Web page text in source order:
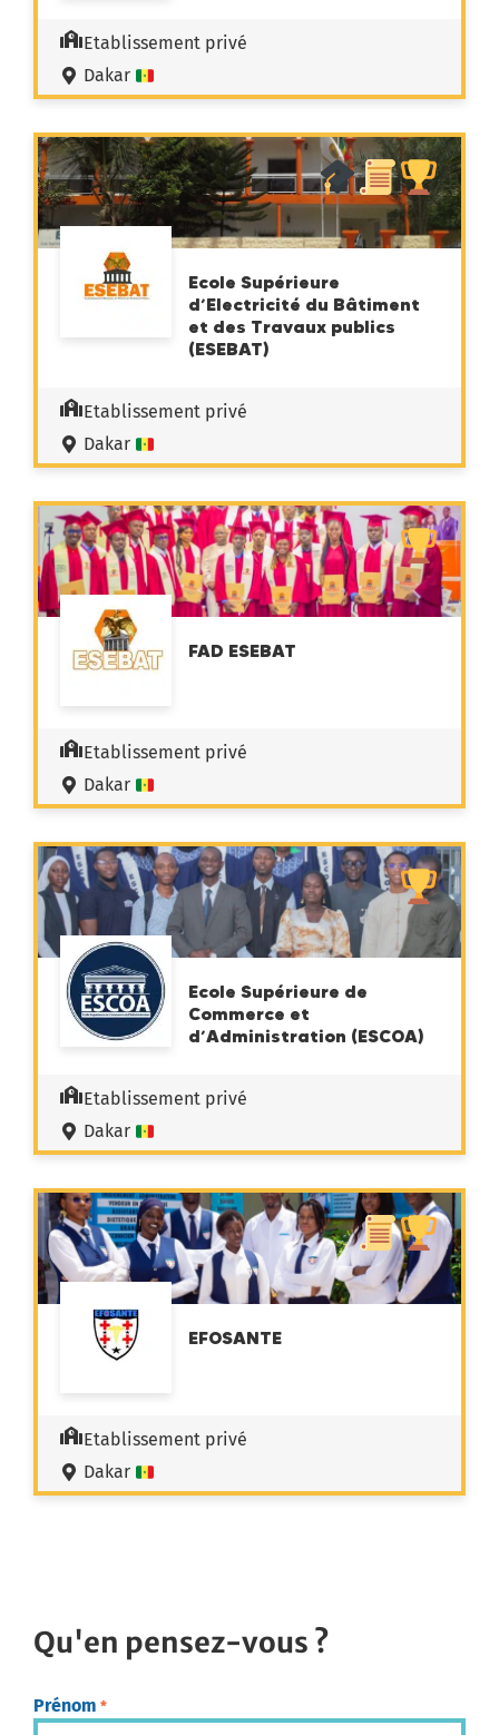
Etablissement privé
Dakar
Ecole Supérieure
d’Electricité du Bâtiment
et des Travaux publics
(ESEBAT)
Etablissement privé
Dakar
FAD ESEBAT
Etablissement privé
Dakar
Ecole Supérieure de
Commerce et
d’Administration (ESCOA)
Etablissement privé
Dakar
EFOSANTE
Etablissement privé
Dakar
Qu'en pensez-vous ?
Prénom *